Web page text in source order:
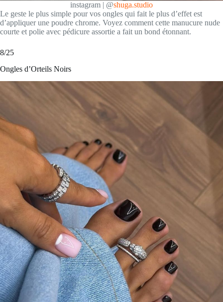
instagram | @shuga.studio
Le geste le plus simple pour vos ongles qui fait le plus d’effet est
d’appliquer une poudre chrome. Voyez comment cette manucure nude
courte et polie avec pédicure assortie a fait un bond étonnant.
8/25
Ongles d’Orteils Noirs